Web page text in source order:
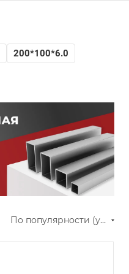
200*100*6.0
По популярности (убывание)